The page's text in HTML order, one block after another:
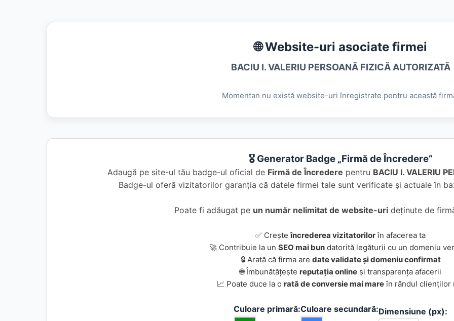
🌐 Website-uri asociate firmei
BACIU I. VALERIU PERSOANĂ FIZICĂ AUTORIZATĂ
Momentan nu există website-uri înregistrate pentru această
🎖️ Generator Badge „Firmă de Încredere”
Adaugă pe site-ul tău badge-ul oficial de Firmă de Încredere pentru BACIU I. VALERIU
Badge-ul oferă vizitatorilor garanția că datele firmei tale sunt verificate și actuale în
Poate fi adăugat pe un număr nelimitat de website-urideținute de
✅ Creșteîncrederea vizitatorilorîn afacerea ta
🚀 Contribuie la un SEO mai bun datorită legăturii cu un domeniu
🔒 Arată că firma are date validate și domeniu confirmat
🌐 Îmbunătățește reputația online și transparența afacerii
📈 Poate duce la o rată de conversie mai mareîn rândul clienților
Culoare primară:Culoare secundară:Dimensiune (px):